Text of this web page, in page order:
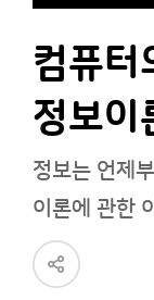
컴퓨터
정보이
정보는 언제
이론에 관한
공
유
하